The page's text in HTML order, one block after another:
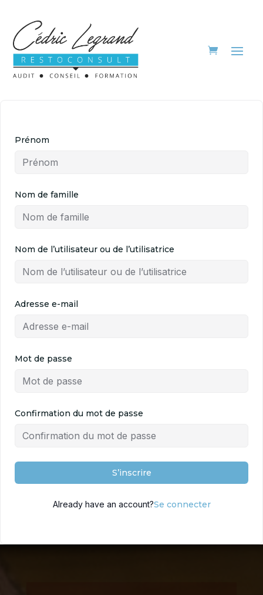
Prénom
Nom de famille
Nom de l’utilisateur ou de l’utilisatrice
Adresse e-mail
Mot de passe
Confirmation du mot de passe
S’inscrire
Already have an account?Se connecter